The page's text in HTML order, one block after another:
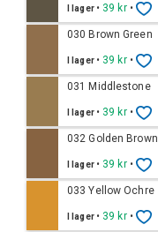
I lager • 39 kr •
030 Brown Green
I lager • 39 kr •
031 Middlestone
I lager • 39 kr •
032 Golden Brown
I lager • 39 kr •
033 Yellow Ochre
I lager • 39 kr •